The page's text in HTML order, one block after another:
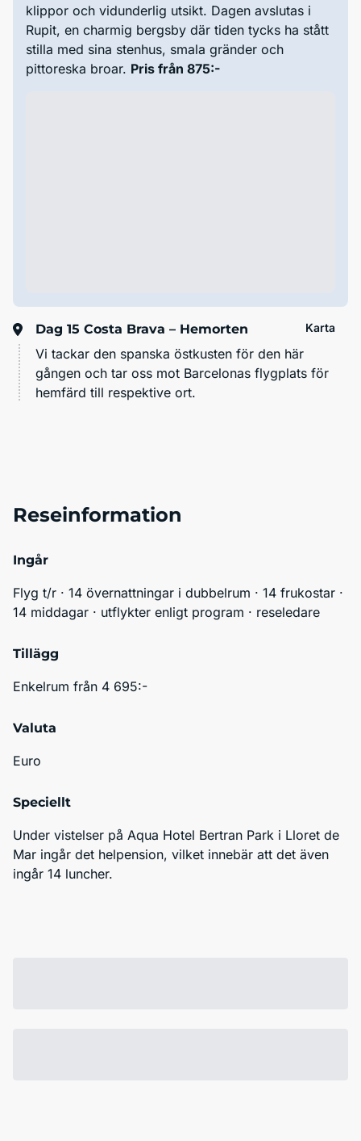
klippor och vidunderlig utsikt. Dagen avslutas i
Rupit, en charmig bergsby där tiden tycks ha stått
stilla med sina stenhus, smala gränder och
pittoreska broar. Pris från 875:-
Dag 15 Costa Brava – Hemorten Karta
Vi tackar den spanska östkusten för den här
gången och tar oss mot Barcelonas flygplats för
hemfärd till respektive ort.
Reseinformation
Ingår
Flyg t/r · 14 övernattningar i dubbelrum · 14 frukostar ·
14 middagar · utflykter enligt program · reseledare
Tillägg
Enkelrum från 4 695:-
Valuta
Euro
Speciellt
Under vistelser på Aqua Hotel Bertran Park i Lloret de
Mar ingår det helpension, vilket innebär att det även
ingår 14 luncher.